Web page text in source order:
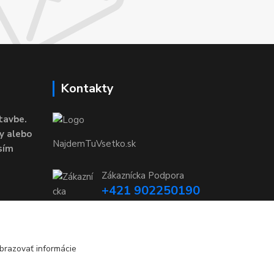
alebo
Kontakty
NajdemTuVsetko.sk
Zákaznícka Podpora
+421 902250190
informácie